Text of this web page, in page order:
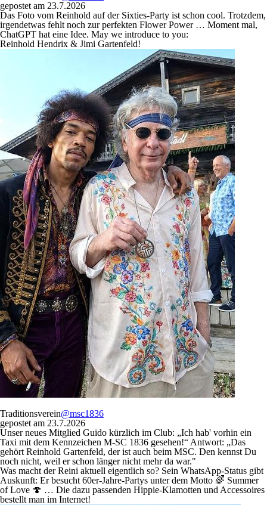
gepostet am 23.7.2026
Das Foto vom Reinhold auf der Sixties-Party ist schon cool. Trotzdem,
irgendetwas fehlt noch zur perfekten Flower Power … Moment mal,
ChatGPT hat eine Idee. May we introduce to you:
Reinhold Hendrix & Jimi Gartenfeld!
Traditionsverein@msc1836
gepostet am 23.7.2026
Unser neues Mitglied Guido kürzlich im Club: „Ich hab' vorhin ein
Taxi mit dem Kennzeichen M-SC 1836 gesehen!“ Antwort: „Das
gehört Reinhold Gartenfeld, der ist auch beim MSC. Den kennst Du
noch nicht, weil er schon länger nicht mehr da war."
Was macht der Reini aktuell eigentlich so? Sein WhatsApp-Status gibt
Auskunft: Er besucht 60er-Jahre-Partys unter dem Motto 🌈 Summer
of Love 🍄 … Die dazu passenden Hippie-Klamotten und Accessoires
bestellt man im Internet!